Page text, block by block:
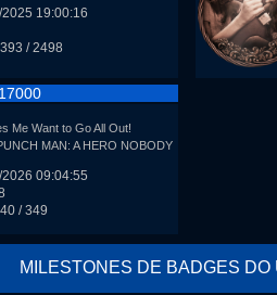
19:00:16
/ 2498
Me Want to Go All Out!
MAN: A HERO NOBODY
09:04:55
/ 349
MILESTONES DE BADGES DO